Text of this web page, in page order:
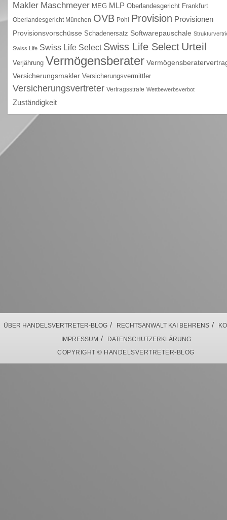
Makler Maschmeyer MEG MLP Oberlandesgericht Frankfurt
Oberlandesgericht München OVB Pohl Provision Provisionen
Provisionsvorschüsse Schadenersatz Softwarepauschale
Swiss Life Swiss Life Select Swiss Life Select Urteil
Verjährung Vermögensberater
Versicherungsmakler Versicherungsvermittler
Versicherungsvertreter Vertragsstrafe Wettbewerbsverbot
Zuständigkeit
ÜBER HANDELSVERTRETER-BLOG / RECHTSANWALT KAI BEHRENS /
IMPRESSUM /
DATENSCHUTZERKLÄRUNG
COPYRIGHT © HANDELSVERTRETER-BLOG